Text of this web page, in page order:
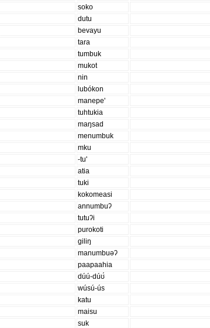
soko
dutu
bevayu
tara
tumbuk
mukot
nin
lubókon
manepe'
tuhtukia
maŋsad
menumbuk
mku
-tu'
atia
tuki
kokomeasi
annumbuʔ
tutuʔi
purokoti
giliŋ
manumbuəʔ
paapaahia
dúú-dúʊ́
wúsú-ús
katu
maisu
suk